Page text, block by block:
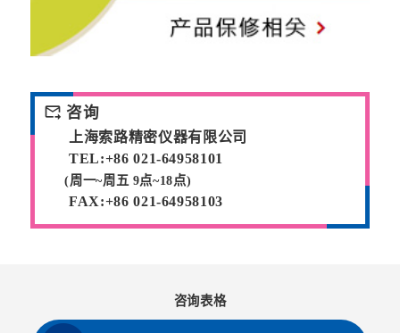
forward_to_inbox 咨询
上海索路精密仪器有限公司
TEL:+86 021-64958101
(周一~周五 9点~18点)
FAX:+86 021-64958103
咨询表格